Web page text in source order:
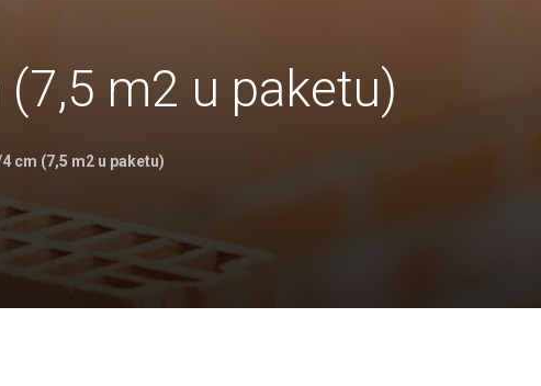
(7,5 m2 u paketu)
4 cm (7,5 m2 u paketu)